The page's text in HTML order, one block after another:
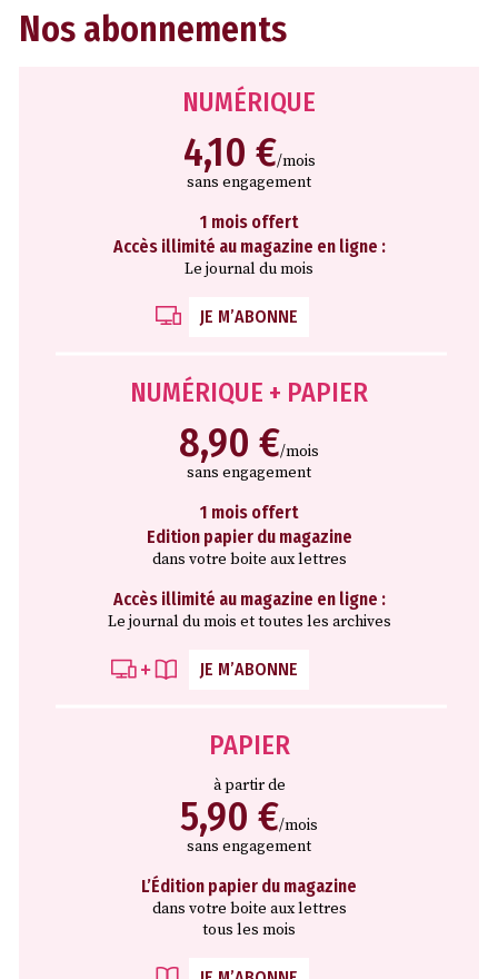
Nos abonnements
NUMÉRIQUE
4,10 €/mois
sans engagement
1 mois offert
Accès illimité au magazine en ligne :
Le journal du mois
JE M’ABONNE
NUMÉRIQUE + PAPIER
8,90 €/mois
sans engagement
1 mois offert
Edition papier du magazine
dans votre boite aux lettres
Accès illimité au magazine en ligne :
Le journal du mois et toutes les archives
JE M’ABONNE
PAPIER
à partir de
5,90 €/mois
sans engagement
L’Édition papier du magazine
dans votre boite aux lettres
tous les mois